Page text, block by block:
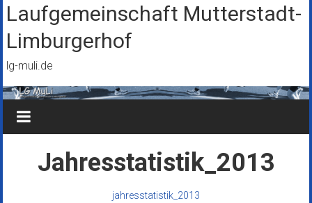
Zum
Inhalt
springen
Laufgemeinschaft Mutterstadt-
Limburgerhof
lg-muli.de
Jahresstatistik_2013
jahresstatistik_2013